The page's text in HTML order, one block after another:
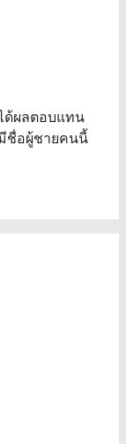
ด้ผลตอบแทน
ชื่อผู้ชายคนนี้